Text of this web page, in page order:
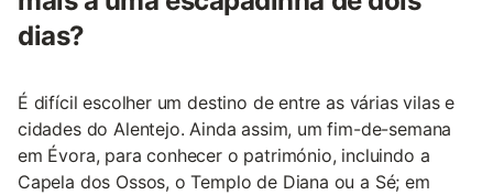
dias?
É difícil escolher um destino de entre as várias vilas e
cidades do Alentejo. Ainda assim, um fim-de-semana
em Évora, para conhecer o património, incluindo a
Capela dos Ossos, o Templo de Diana ou a Sé; em